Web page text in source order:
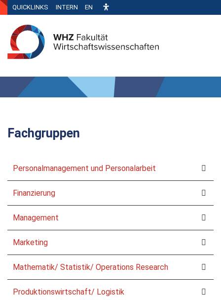
QUICKLINKS INTERN EN
Fachgruppen
Personalmanagement und Personalarbeit
Finanzierung
Management
Marketing
Mathematik/ Statistik/ Operations Research
Produktionswirtschaft/ Logistik